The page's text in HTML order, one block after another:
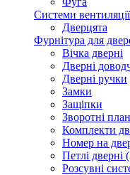
Системи
Дверцята
Фурнітура для
Вічка дверні
Дверні
Дверні ручки
Замки
Защіпки
Зворотні
Комплекти
Номер на
Петлі дверні
Розсувні